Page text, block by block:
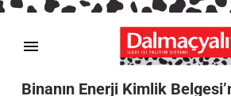
Binanın Enerji Kimlik